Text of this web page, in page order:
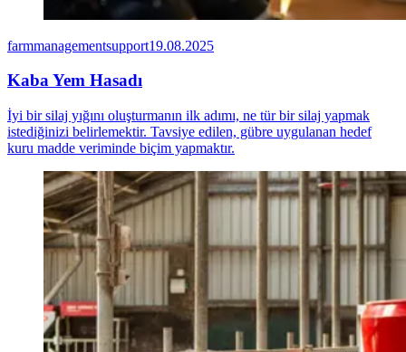
farmmanagementsupport19.08.2025
Kaba Yem Hasadı
İyi bir silaj yığını oluşturmanın ilk adımı, ne tür bir silaj yapmak
istediğinizi belirlemektir. Tavsiye edilen, gübre uygulanan hedef
kuru madde veriminde biçim yapmaktır.